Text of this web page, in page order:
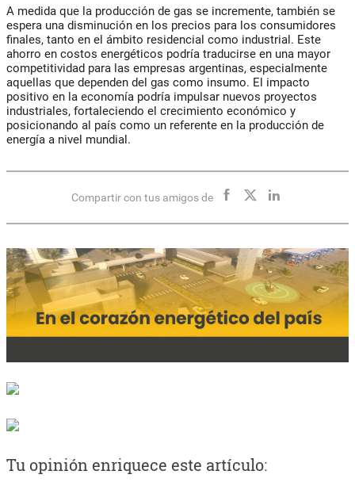
A medida que la producción de gas se incremente, también se
espera una disminución en los precios para los consumidores
finales, tanto en el ámbito residencial como industrial. Este
ahorro en costos energéticos podría traducirse en una mayor
competitividad para las empresas argentinas, especialmente
aquellas que dependen del gas como insumo. El impacto
positivo en la economía podría impulsar nuevos proyectos
industriales, fortaleciendo el crecimiento económico y
posicionando al país como un referente en la producción de
energía a nivel mundial.
Compartir con tus amigos de
Tu opinión enriquece este artículo: